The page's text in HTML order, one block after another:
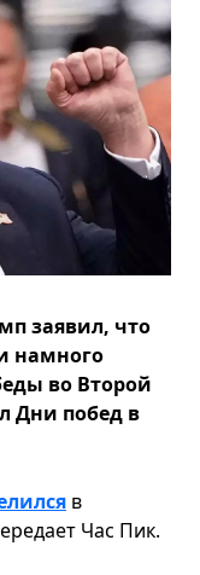
заявил, что
намного
во Второй
Дни побед в
в
Час Пик.